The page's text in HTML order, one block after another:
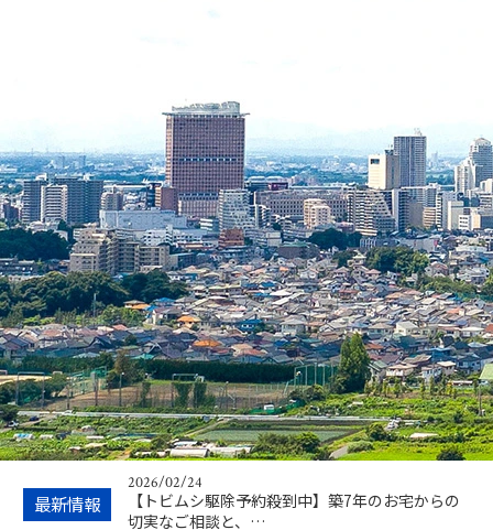
最新情報
2025/10/02
悪徳業者にだまされない！「日本ペストコントロ
ール協会」所属…
2026/04/09
【注意喚起】そのネズミ駆除、法律違反かも？屋
根上の粘着トラ…
2026/02/24
【トビムシ駆除予約殺到中】築7年のお宅からの
切実なご相談と、…
2026/02/07
【2月限定予約キャンペーン】春の大量発生を防